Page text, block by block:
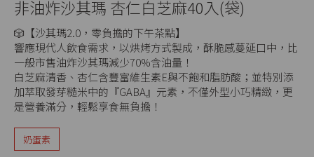
非油炸沙其瑪 杏仁白芝麻40入(袋)
🎲【沙其瑪2.0，零負擔的下午茶點】
響應現代人飲食需求，以烘烤方式製成，酥脆感蔓延口中，比
一般市售油炸沙其瑪減少70%含油量！
白芝麻清香、杏仁含豐富維生素E與不飽和脂肪酸；並特別添
加萃取發芽糙米中的『GABA』元素，不僅外型小巧精緻，更
是營養滿分，輕鬆享食無負擔！
奶蛋素